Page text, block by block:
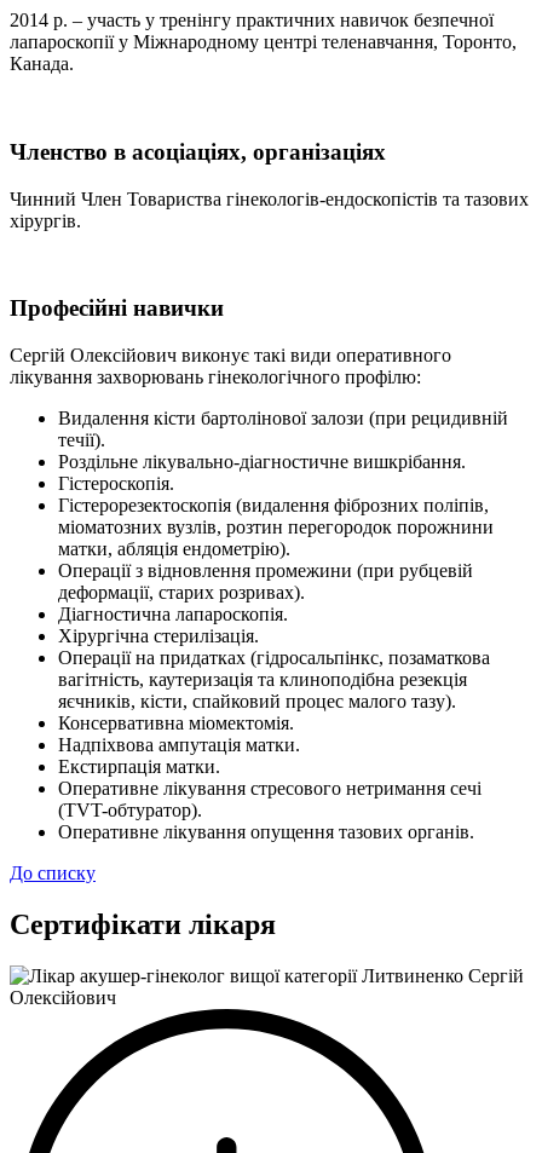
2014 р. – участь у тренінгу практичних навичок безпечної
лапароскопії у Міжнародному центрі теленавчання, Торонто,
Канада.
Членство в асоціаціях, організаціях
Чинний Член Товариства гінекологів-ендоскопістів та тазових
хірургів.
Професійні навички
Сергій Олексійович виконує такі види оперативного
лікування захворювань гінекологічного профілю:
Видалення кісти бартолінової залози (при рецидивній
течії).
Роздільне лікувально-діагностичне вишкрібання.
Гістероскопія.
Гістерорезектоскопія (видалення фіброзних поліпів,
міоматозних вузлів, розтин перегородок порожнини
матки, абляція ендометрію).
Операції з відновлення промежини (при рубцевій
деформації, старих розривах).
Діагностична лапароскопія.
Хірургічна стерилізація.
Операції на придатках (гідросальпінкс, позаматкова
вагітність, каутеризація та клиноподібна резекція
яєчників, кісти, спайковий процес малого тазу).
Консервативна міомектомія.
Надпіхвова ампутація матки.
Екстирпація матки.
Оперативне лікування стресового нетримання сечі
(TVT-обтуратор).
Оперативне лікування опущення тазових органів.
До списку
Сертифікати лікаря